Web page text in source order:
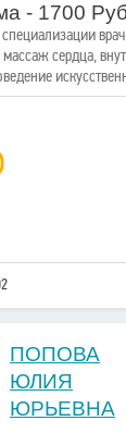
- 1700 Руб
сердца,
ПОПОВА
ЮЛИЯ
ЮРЬЕВНА